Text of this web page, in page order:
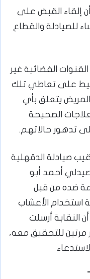
إلقاء القبض على
للصيادلة والقطاع
الفضائية غير
على تعاطي تلك
المريض يتعلق بأي
الصحيحة
تدهور حالاتهم.
صيادلة الدقهلية
أحمد أبو
ضده من قبل
استخدام الأعشاب
النقابة أرسلت
مرتين للتحقيق معه،